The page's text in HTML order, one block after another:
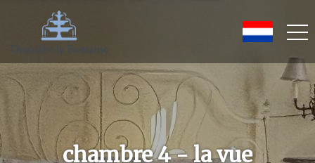
chambre 4 - la vue